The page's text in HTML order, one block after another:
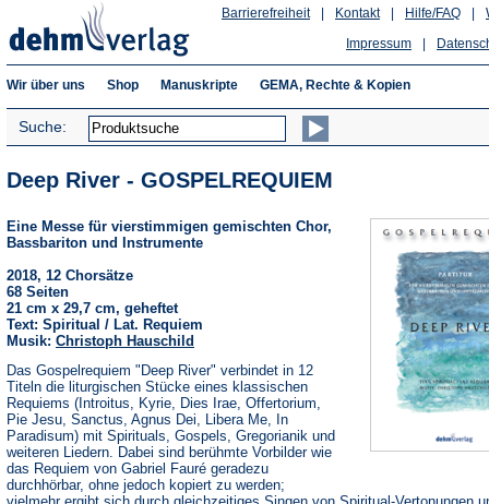
Hilfe/FAQ
Kontakt
Barrierefreiheit
Impressum
Wir über uns Shop Manuskripte GEMA, Rechte & Kopien
Suche:
Deep River - GOSPELREQUIEM
Eine Messe für vierstimmigen gemischten Chor,
Bassbariton und Instrumente
2018, 12 Chorsätze
68 Seiten
21 cm x 29,7 cm, geheftet
Text: Spiritual / Lat. Requiem
Musik: Christoph Hauschild
Das Gospelrequiem "Deep River" verbindet in 12
Titeln die liturgischen Stücke eines klassischen
Requiems (Introitus, Kyrie, Dies Irae, Offertorium,
Pie Jesu, Sanctus, Agnus Dei, Libera Me, In
Paradisum) mit Spirituals, Gospels, Gregorianik und
weiteren Liedern. Dabei sind berühmte Vorbilder wie
das Requiem von Gabriel Fauré geradezu
durchhörbar, ohne jedoch kopiert zu werden;